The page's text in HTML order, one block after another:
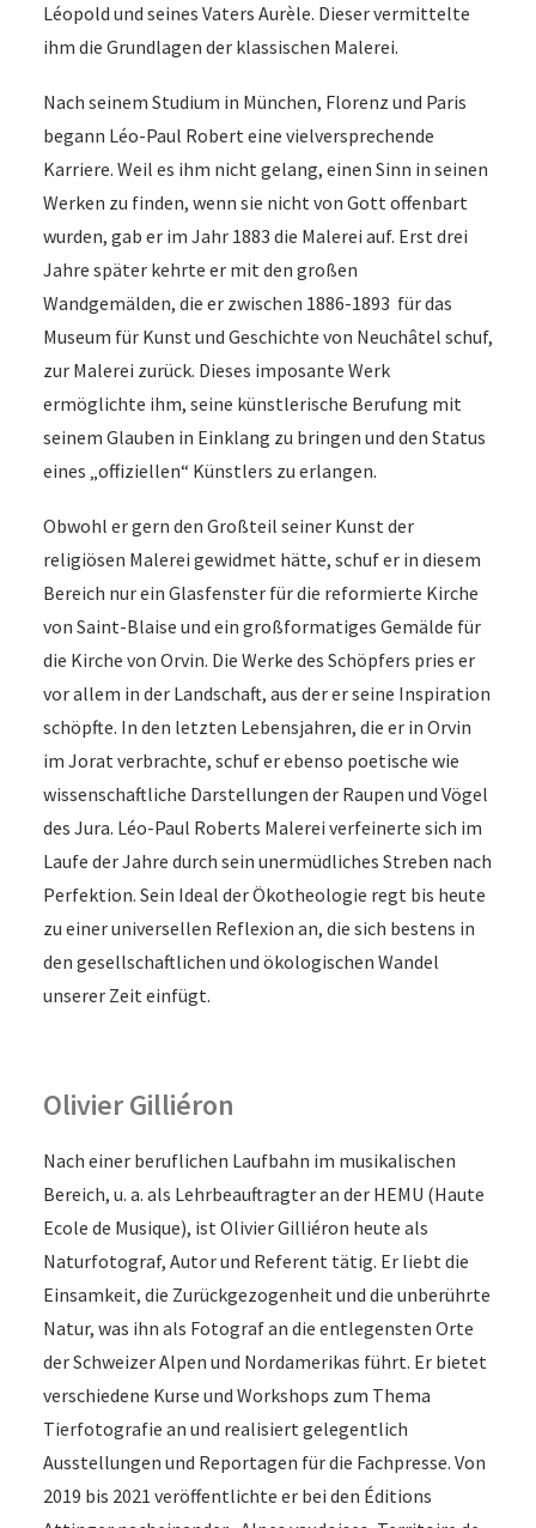
Léopold und seines Vaters Aurèle. Dieser vermittelte
ihm die Grundlagen der klassischen Malerei.
Nach seinem Studium in München, Florenz und Paris
begann Léo-Paul Robert eine vielversprechende
Karriere. Weil es ihm nicht gelang, einen Sinn in seinen
Werken zu finden, wenn sie nicht von Gott offenbart
wurden, gab er im Jahr 1883 die Malerei auf. Erst drei
Jahre später kehrte er mit den großen
Wandgemälden, die er zwischen 1886-1893 für das
Museum für Kunst und Geschichte von Neuchâtel schuf,
zur Malerei zurück. Dieses imposante Werk
ermöglichte ihm, seine künstlerische Berufung mit
seinem Glauben in Einklang zu bringen und den Status
eines „offiziellen“ Künstlers zu erlangen.
Obwohl er gern den Großteil seiner Kunst der
religiösen Malerei gewidmet hätte, schuf er in diesem
Bereich nur ein Glasfenster für die reformierte Kirche
von Saint-Blaise und ein großformatiges Gemälde für
die Kirche von Orvin. Die Werke des Schöpfers pries er
vor allem in der Landschaft, aus der er seine Inspiration
schöpfte. In den letzten Lebensjahren, die er in Orvin
im Jorat verbrachte, schuf er ebenso poetische wie
wissenschaftliche Darstellungen der Raupen und Vögel
des Jura. Léo-Paul Roberts Malerei verfeinerte sich im
Laufe der Jahre durch sein unermüdliches Streben nach
Perfektion. Sein Ideal der Ökotheologie regt bis heute
zu einer universellen Reflexion an, die sich bestens in
den gesellschaftlichen und ökologischen Wandel
unserer Zeit einfügt.
Olivier Gilliéron
Nach einer beruflichen Laufbahn im musikalischen
Bereich, u. a. als Lehrbeauftragter an der HEMU (Haute
Ecole de Musique), ist Olivier Gilliéron heute als
Naturfotograf, Autor und Referent tätig. Er liebt die
Einsamkeit, die Zurückgezogenheit und die unberührte
Natur, was ihn als Fotograf an die entlegensten Orte
der Schweizer Alpen und Nordamerikas führt. Er bietet
verschiedene Kurse und Workshops zum Thema
Tierfotografie an und realisiert gelegentlich
Ausstellungen und Reportagen für die Fachpresse. Von
2019 bis 2021 veröffentlichte er bei den Éditions